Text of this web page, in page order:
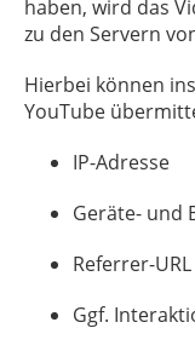
haben, wird das
zu den Servern
Hierbei können
YouTube
IP-Adresse
Geräte- und
Referrer-URL
Ggf.